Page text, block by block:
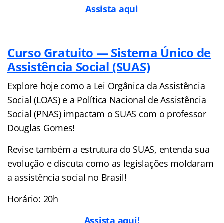
Assista aqui
Curso Gratuito — Sistema Único de
Assistência Social (SUAS)
Explore hoje como a Lei Orgânica da Assistência
Social (LOAS) e a Política Nacional de Assistência
Social (PNAS) impactam o SUAS com o professor
Douglas Gomes!
Revise também a estrutura do SUAS, entenda sua
evolução e discuta como as legislações moldaram
a assistência social no Brasil!
Horário: 20h
Assista aqui!